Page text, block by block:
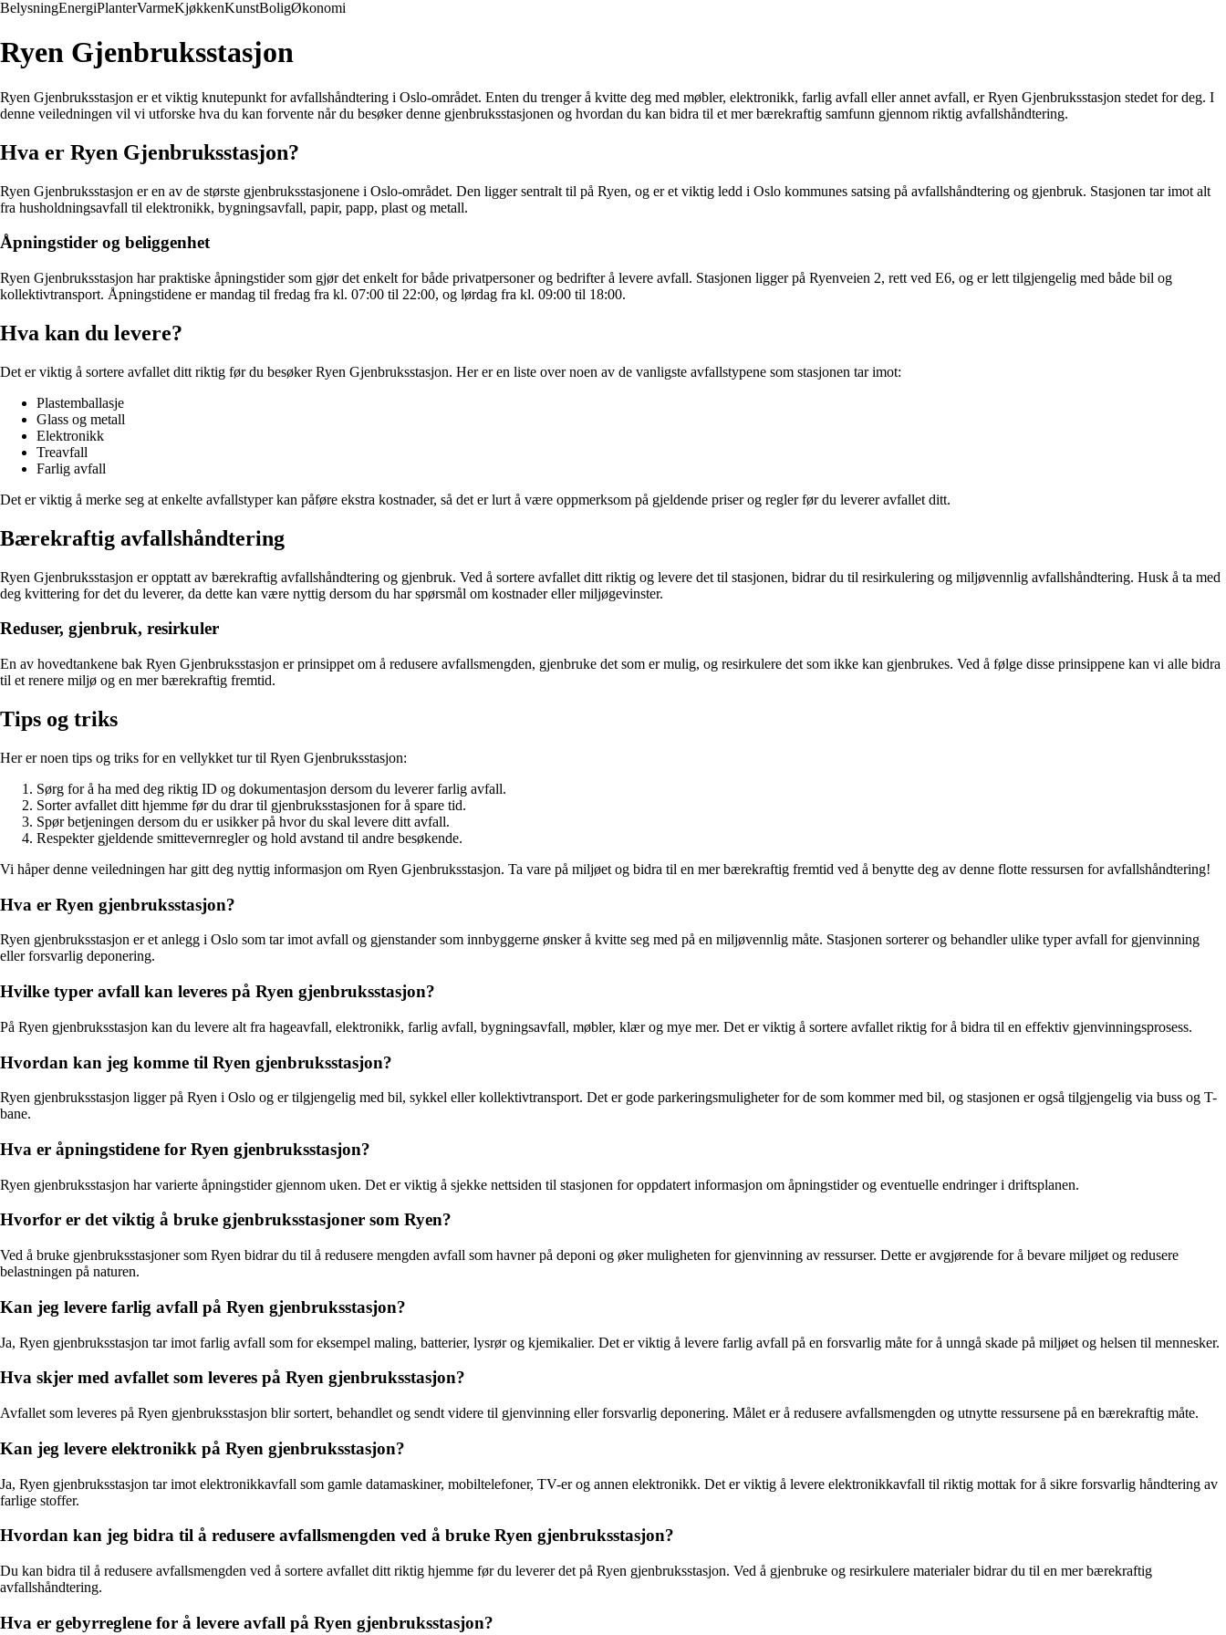
BelysningEnergiPlanterVarmeKjøkkenKunstBoligØkonomi
Ryen Gjenbruksstasjon
Ryen Gjenbruksstasjon er et viktig knutepunkt for avfallshåndtering i Oslo-området. Enten du trenger å kvitte deg med møbler, elektronikk, farlig avfall eller annet avfall, er Ryen Gjenbruksstasjon stedet for deg. I
denne veiledningen vil vi utforske hva du kan forvente når du besøker denne gjenbruksstasjonen og hvordan du kan bidra til et mer bærekraftig samfunn gjennom riktig avfallshåndtering.
Hva er Ryen Gjenbruksstasjon?
Ryen Gjenbruksstasjon er en av de største gjenbruksstasjonene i Oslo-området. Den ligger sentralt til på Ryen, og er et viktig ledd i Oslo kommunes satsing på avfallshåndtering og gjenbruk. Stasjonen tar imot alt
fra husholdningsavfall til elektronikk, bygningsavfall, papir, papp, plast og metall.
Åpningstider og beliggenhet
Ryen Gjenbruksstasjon har praktiske åpningstider som gjør det enkelt for både privatpersoner og bedrifter å levere avfall. Stasjonen ligger på Ryenveien 2, rett ved E6, og er lett tilgjengelig med både bil og
kollektivtransport. Åpningstidene er mandag til fredag fra kl. 07:00 til 22:00, og lørdag fra kl. 09:00 til 18:00.
Hva kan du levere?
Det er viktig å sortere avfallet ditt riktig før du besøker Ryen Gjenbruksstasjon. Her er en liste over noen av de vanligste avfallstypene som stasjonen tar imot:
Plastemballasje
Glass og metall
Elektronikk
Treavfall
Farlig avfall
Det er viktig å merke seg at enkelte avfallstyper kan påføre ekstra kostnader, så det er lurt å være oppmerksom på gjeldende priser og regler før du leverer avfallet ditt.
Bærekraftig avfallshåndtering
Ryen Gjenbruksstasjon er opptatt av bærekraftig avfallshåndtering og gjenbruk. Ved å sortere avfallet ditt riktig og levere det til stasjonen, bidrar du til resirkulering og miljøvennlig avfallshåndtering. Husk å ta med
deg kvittering for det du leverer, da dette kan være nyttig dersom du har spørsmål om kostnader eller miljøgevinster.
Reduser, gjenbruk, resirkuler
En av hovedtankene bak Ryen Gjenbruksstasjon er prinsippet om å redusere avfallsmengden, gjenbruke det som er mulig, og resirkulere det som ikke kan gjenbrukes. Ved å følge disse prinsippene kan vi alle bidra
til et renere miljø og en mer bærekraftig fremtid.
Tips og triks
Her er noen tips og triks for en vellykket tur til Ryen Gjenbruksstasjon:
Sørg for å ha med deg riktig ID og dokumentasjon dersom du leverer farlig avfall.
Sorter avfallet ditt hjemme før du drar til gjenbruksstasjonen for å spare tid.
Spør betjeningen dersom du er usikker på hvor du skal levere ditt avfall.
Respekter gjeldende smittevernregler og hold avstand til andre besøkende.
Vi håper denne veiledningen har gitt deg nyttig informasjon om Ryen Gjenbruksstasjon. Ta vare på miljøet og bidra til en mer bærekraftig fremtid ved å benytte deg av denne flotte ressursen for avfallshåndtering!
Hva er Ryen gjenbruksstasjon?
Ryen gjenbruksstasjon er et anlegg i Oslo som tar imot avfall og gjenstander som innbyggerne ønsker å kvitte seg med på en miljøvennlig måte. Stasjonen sorterer og behandler ulike typer avfall for gjenvinning
eller forsvarlig deponering.
Hvilke typer avfall kan leveres på Ryen gjenbruksstasjon?
På Ryen gjenbruksstasjon kan du levere alt fra hageavfall, elektronikk, farlig avfall, bygningsavfall, møbler, klær og mye mer. Det er viktig å sortere avfallet riktig for å bidra til en effektiv gjenvinningsprosess.
Hvordan kan jeg komme til Ryen gjenbruksstasjon?
Ryen gjenbruksstasjon ligger på Ryen i Oslo og er tilgjengelig med bil, sykkel eller kollektivtransport. Det er gode parkeringsmuligheter for de som kommer med bil, og stasjonen er også tilgjengelig via buss og T-
bane.
Hva er åpningstidene for Ryen gjenbruksstasjon?
Ryen gjenbruksstasjon har varierte åpningstider gjennom uken. Det er viktig å sjekke nettsiden til stasjonen for oppdatert informasjon om åpningstider og eventuelle endringer i driftsplanen.
Hvorfor er det viktig å bruke gjenbruksstasjoner som Ryen?
Ved å bruke gjenbruksstasjoner som Ryen bidrar du til å redusere mengden avfall som havner på deponi og øker muligheten for gjenvinning av ressurser. Dette er avgjørende for å bevare miljøet og redusere
belastningen på naturen.
Kan jeg levere farlig avfall på Ryen gjenbruksstasjon?
Ja, Ryen gjenbruksstasjon tar imot farlig avfall som for eksempel maling, batterier, lysrør og kjemikalier. Det er viktig å levere farlig avfall på en forsvarlig måte for å unngå skade på miljøet og helsen til mennesker.
Hva skjer med avfallet som leveres på Ryen gjenbruksstasjon?
Avfallet som leveres på Ryen gjenbruksstasjon blir sortert, behandlet og sendt videre til gjenvinning eller forsvarlig deponering. Målet er å redusere avfallsmengden og utnytte ressursene på en bærekraftig måte.
Kan jeg levere elektronikk på Ryen gjenbruksstasjon?
Ja, Ryen gjenbruksstasjon tar imot elektronikkavfall som gamle datamaskiner, mobiltelefoner, TV-er og annen elektronikk. Det er viktig å levere elektronikkavfall til riktig mottak for å sikre forsvarlig håndtering av
farlige stoffer.
Hvordan kan jeg bidra til å redusere avfallsmengden ved å bruke Ryen gjenbruksstasjon?
Du kan bidra til å redusere avfallsmengden ved å sortere avfallet ditt riktig hjemme før du leverer det på Ryen gjenbruksstasjon. Ved å gjenbruke og resirkulere materialer bidrar du til en mer bærekraftig
avfallshåndtering.
Hva er gebyrreglene for å levere avfall på Ryen gjenbruksstasjon?